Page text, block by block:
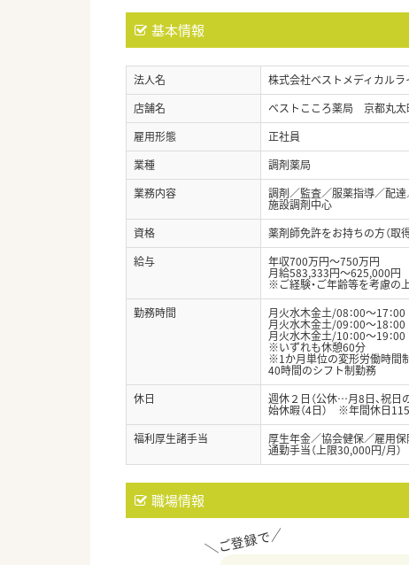
基本情報
法人名
株式会社ベストメディカルラ
店舗名
ベストこころ薬局 京都丸太
雇用形態
正社員
業種
調剤薬局
業務内容
調剤／監査／服薬指導／配達
施設調剤中心
資格
薬剤師免許をお持ちの方（取
給与
年収700万円～750万円
月給583,333円～625,000円
※ご経験・ご年齢等を考慮の
勤務時間
月火水木金土/08：00～17：00
月火水木金土/09：00～18：
月火水木金土/10：00～19：00
※いずれも休憩60分
※1か月単位の変形労働時間
40時間のシフト制勤務
休日
週休２日（公休…月8日、祝日
始休暇（4日） ※年間休日
福利厚生諸手当
厚生年金／協会健保／雇用
通勤手当（上限30,000円/月）
職場情報